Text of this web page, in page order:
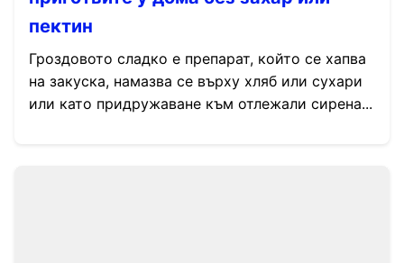
пектин
Гроздовото сладко е препарат, който се хапва
на закуска, намазва се върху хляб или сухари
или като придружаване към отлежали сирена...